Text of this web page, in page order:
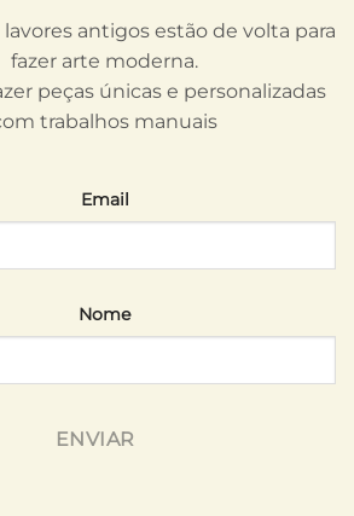
antigos estão de volta para
fazer arte moderna.
peças únicas e personalizadas
trabalhos manuais
Email
Nome
ENVIAR